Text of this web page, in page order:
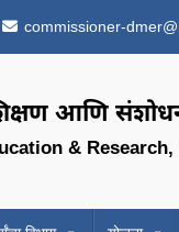
commissioner-
आणि
& Research,